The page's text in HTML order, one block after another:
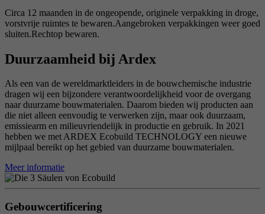
Circa 12 maanden in de ongeopende, originele verpakking in droge,
vorstvrije ruimtes te bewaren.Aangebroken verpakkingen weer goed
sluiten.Rechtop bewaren.
Duurzaamheid bij Ardex
Als een van de wereldmarktleiders in de bouwchemische industrie
dragen wij een bijzondere verantwoordelijkheid voor de overgang
naar duurzame bouwmaterialen. Daarom bieden wij producten aan
die niet alleen eenvoudig te verwerken zijn, maar ook duurzaam,
emissiearm en milieuvriendelijk in productie en gebruik. In 2021
hebben we met ARDEX Ecobuild TECHNOLOGY een nieuwe
mijlpaal bereikt op het gebied van duurzame bouwmaterialen.
Meer informatie
Gebouwcertificering